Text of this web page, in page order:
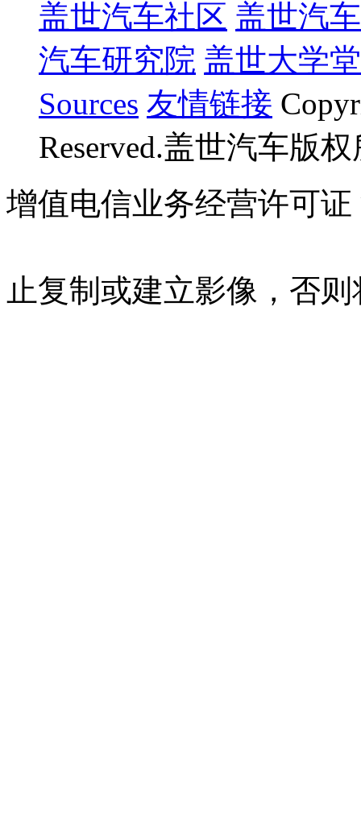
盖世汽车社区 盖世汽
汽车研究院 盖世大学堂
Sources 友情链接
Reserved.盖世汽车版
增值电信业务经营许可证
止复制或建立影像，否